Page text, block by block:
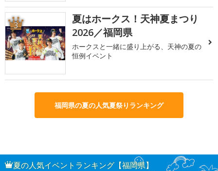
3
夏はホークス！天神夏まつり
2026／福岡県
ホークスと一緒に盛り上がる、天神の夏の
恒例イベント
福岡県の夏の人気夏祭りランキング
夏の人気イベントランキング【福岡県】